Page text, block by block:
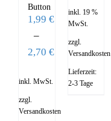
Button
1,99 €
–
2,70 €
inkl. MwSt.
zzgl.
Versandkosten
inkl. 19 %
MwSt.
zzgl.
Versandkosten
Lieferzeit:
2-3 Tage